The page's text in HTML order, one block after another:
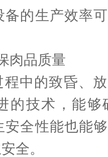
备的生产效率
品质量
的致昏、放
的技术，能够
安全性能也能
全。